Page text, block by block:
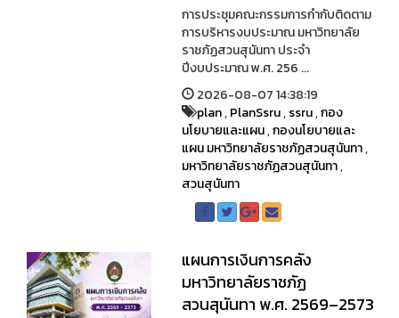
การประชุมคณะกรรมการกำกับติดตาม
การบริหารงบประมาณ มหาวิทยาลัย
ราชภัฏสวนสุนันทา ประจำ
ปีงบประมาณ พ.ศ. 256 ...
2026-08-07 14:38:19
plan,PlanSsru,ssru,กอง
นโยบายและแผน,กองนโยบายและ
แผน มหาวิทยาลัยราชภัฏสวนสุนันทา,
มหาวิทยาลัยราชภัฏสวนสุนันทา,
สวนสุนันทา
แผนการเงินการคลัง
มหาวิทยาลัยราชภัฏ
สวนสุนันทา พ.ศ. 2569–2573